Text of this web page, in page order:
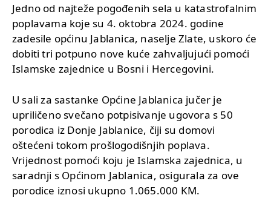
Jedno od najteže pogođenih sela u katastrofalnim
poplavama koje su 4. oktobra 2024. godine
zadesile općinu Jablanica, naselje Zlate, uskoro će
dobiti tri potpuno nove kuće zahvaljujući pomoći
Islamske zajednice u Bosni i Hercegovini.
U sali za sastanke Općine Jablanica jučer je
upriličeno svečano potpisivanje ugovora s 50
porodica iz Donje Jablanice, čiji su domovi
oštećeni tokom prošlogodišnjih poplava.
Vrijednost pomoći koju je Islamska zajednica, u
saradnji s Općinom Jablanica, osigurala za ove
porodice iznosi ukupno 1.065.000 KM.